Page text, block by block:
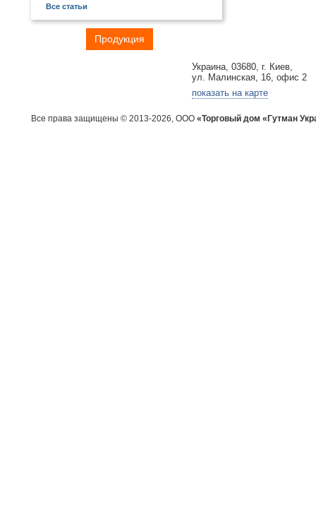
древности. Примером служат известные
гидротехнические объекты Китая.
Все статьи
Продукция
Украина, 03680, г. Киев,
ул. Малинская, 16, офис 2
показать на карте
Все права защищены © 2013-2026, ООО «Торговый дом «Гутман